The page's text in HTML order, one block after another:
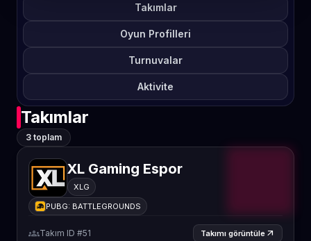
Takımlar
Oyun Profilleri
Turnuvalar
Aktivite
Takımlar
3 toplam
XL Gaming Espor
XLG
PUBG: BATTLEGROUNDS
groupsTakım ID #51 Takımı görüntüle arrow_outward